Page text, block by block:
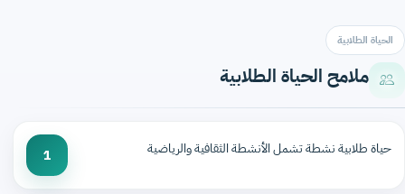
الحياة الطلابية
ملامح الحياة الطلابية
حياة طلابية نشطة تشمل الأنشطة الثقافية والرياضية 1